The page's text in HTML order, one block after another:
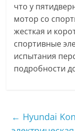
что у
мотор со
жесткая и
спортивные
испытания
подробности
← Hyundai